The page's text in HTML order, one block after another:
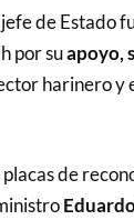
de Estado
por suapoyo,
harinero y
de